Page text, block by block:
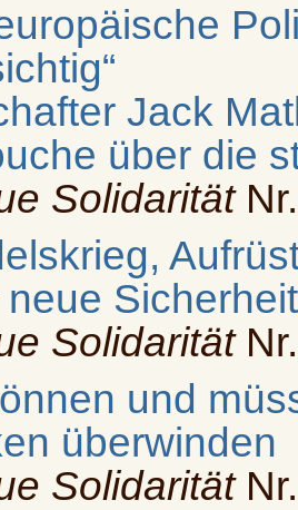
Jack
über die
Solidarität
Solidarität
und
überwinden
Solidarität